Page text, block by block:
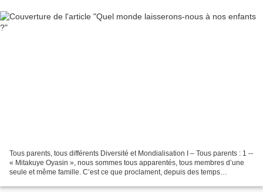
Tous parents, tous différents Diversité et Mondialisation I – Tous parents : 1 --
« Mitakuye Oyasin », nous sommes tous apparentés, tous membres d’une
seule et même famille. C’est ce que proclament, depuis des temps